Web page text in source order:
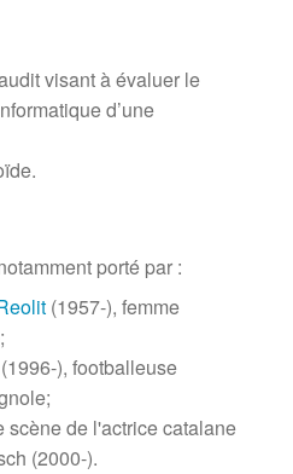
visant à évaluer le
d’une
porté par :
(1957-), femme
(1996-), footballeuse
scène de l'actrice catalane
(2000-).